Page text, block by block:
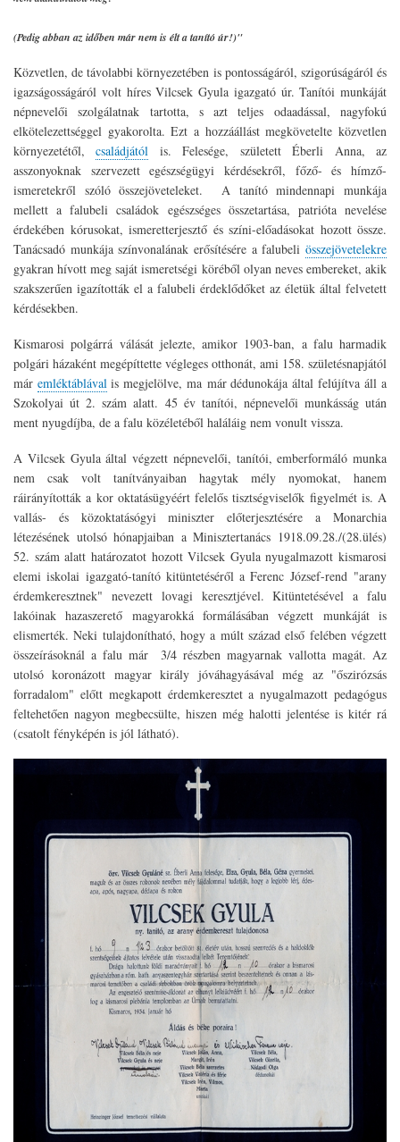
(Pedig abban az időben már nem is élt a tanító úr!)"
Közvetlen, de távolabbi környezetében is pontosságáról, szigorúságáról és
igazságosságáról volt híres Vilcsek Gyula igazgató úr. Tanítói munkáját
népnevelői szolgálatnak tartotta, s azt teljes odaadással, nagyfokú
elkötelezettséggel gyakorolta. Ezt a hozzáállást megkövetelte közvetlen
környezetétől,családjától is. Felesége, született Éberli Anna, az
asszonyoknak szervezett egészségügyi kérdésekről, főző- és hímző-
ismeretekről szóló összejöveteleket. A tanító mindennapi munkája
mellett a falubeli családok egészséges összetartása, patrióta nevelése
érdekében kórusokat, ismeretterjesztő és színi-előadásokat hozott össze.
Tanácsadó munkája színvonalának erősítésére a falubeli összejövetelekre
gyakran hívott meg saját ismeretségi köréből olyan neves embereket, akik
szakszerűen igazították el a falubeli érdeklődőket az életük által felvetett
kérdésekben.
Kismarosi polgárrá válását jelezte, amikor 1903-ban, a falu harmadik
polgári házaként megépíttette végleges otthonát, ami 158. születésnapjától
már emléktáblávalis megjelölve, ma már dédunokája által felújítva áll a
Szokolyai út 2. szám alatt. 45 év tanítói, népnevelői munkásság után
ment nyugdíjba, de a falu közéletéből haláláig nem vonult vissza.
A Vilcsek Gyula által végzett népnevelői, tanítói, emberformáló munka
nem csak volt tanítványaiban hagytak mély nyomokat, hanem
ráirányították a kor oktatásügyéért felelős tisztségviselők figyelmét is. A
vallás- és közoktatásógyi miniszter előterjesztésére a Monarchia
létezésének utolsó hónapjaiban a Minisztertanács 1918.09.28./(28.ülés)
52. szám alatt határozatot hozott Vilcsek Gyula nyugalmazott kismarosi
elemi iskolai igazgató-tanító kitüntetéséről a Ferenc József-rend "arany
érdemkeresztnek" nevezett lovagi keresztjével. Kitüntetésével a falu
lakóinak hazaszerető magyarokká formálásában végzett munkáját is
elismerték. Neki tulajdonítható, hogy a múlt század első felében végzett
összeírásoknál a falu már 3/4 részben magyarnak vallotta magát. Az
utolsó koronázott magyar király jóváhagyásával még az "őszirózsás
forradalom" előtt megkapott érdemkeresztet a nyugalmazott pedagógus
feltehetően nagyon megbecsülte, hiszen még halotti jelentése is kitér rá
(csatolt fényképén is jól látható).